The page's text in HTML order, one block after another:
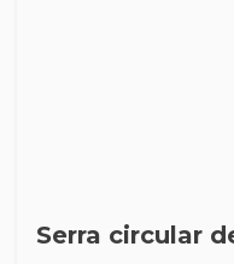
Serra circular